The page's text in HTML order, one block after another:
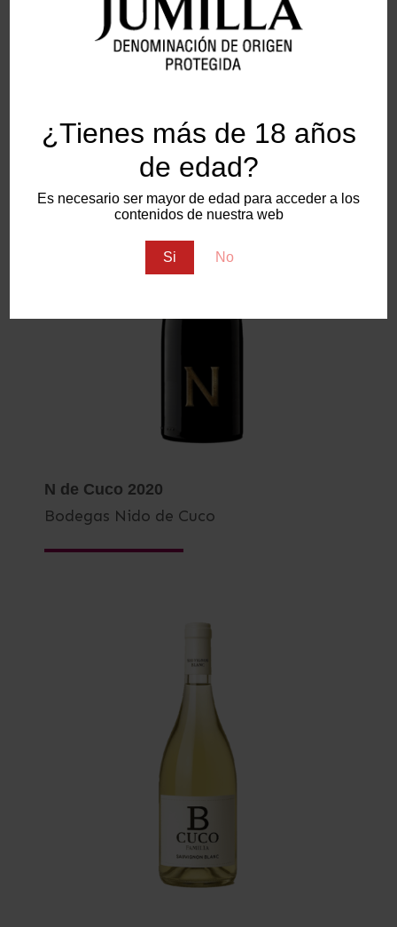
¿Tienes más de 18 años
de edad?
Es necesario ser mayor de edad para acceder a los
contenidos de nuestra web
Si No
N de Cuco 2021
Bodegas Nido de Cuco
N de Cuco 2020
Bodegas Nido de Cuco